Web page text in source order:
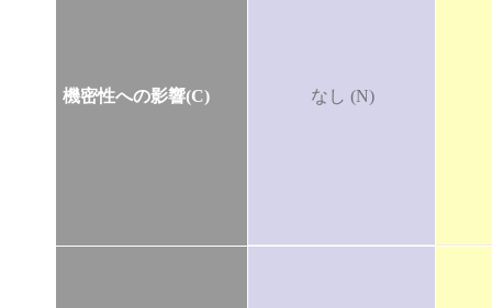
機密性への影響(C) なし (N)